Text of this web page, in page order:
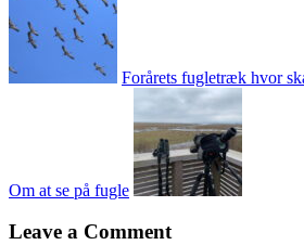
Forårets fugletræk hvor
Om at se på fugle
Leave a Comment